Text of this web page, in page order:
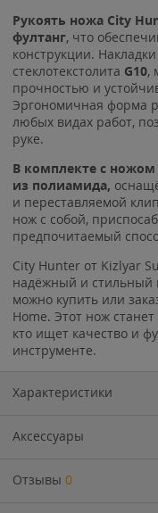
Рукоять ножа City
фултанг, что
конструкции.
стеклотекстолита G10,
прочностью и
Эргономичная форма
любых видах работ,
руке.
В комплекте с
из полиамида,
и переставляемой
нож с собой,
предпочитаемый
City Hunter от Kizlyar
надёжный и стильный
можно купить или
Home. Этот нож
кто ищет качество и
инструменте.
Характеристики
Аксессуары
Отзывы 0